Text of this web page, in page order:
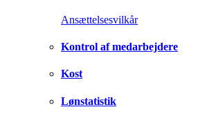
Ansættelsesvilkår
Kontrol af medarbejdere
Kost
Lønstatistik